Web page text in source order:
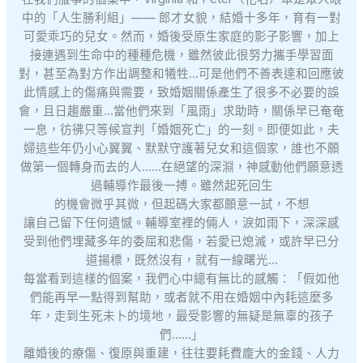
中的「人生勝利組」—— 郎才女貌，結婚十多年，育有一對
可愛乖巧的兒女。然而，婚後受原生家庭的影子影響，加上
接連遇到生命中的種種危機，雖然彼此很努力攜手學習面
對，甚至為對方作出調整和犧牲…可是他們不善表達和回應彼
此情感上的傷痛與需要，致婚姻關係產生了很多不必要的誤
會，且日趨嚴重…當他們來到「風雨」求助時，關係早已奄奄
一息，彷彿只等候宣判「婚姻死亡」的一刻。即便如此，夫
婦這些年仍小心翼翼、默默守護著兒女和這個家，誰也不願
做第一個轉身而去的人……在絕望的深淵，神感動他們願意透
過輔導作最後一搏。雖然起死回生
的機會微乎其微，但起碼大家都願意一試，不想
讓自己留下任何遺憾。輔導室裡的倆人，淚如雨下，深深感
受到他們埋藏多年的委屈和悲傷，若愛已熄滅，或許早已分
道揚標，既然沒有，就有一線曙光…
每當看到這樣的個案，我們心中總有無比的感觸：「假如他
們能再早一點得到幫助，或者就不用在婚姻中內耗這麼多
年，走到生死未卜的境地，最受影響的無疑是無辜的孩子
們……」
​離婚後的療傷、復原與重建，往往要耗費龐大的金錢、人力